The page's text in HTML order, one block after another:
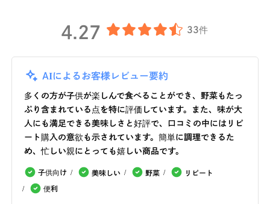
4.27 33件
AIによるお客様レビュー要約
多くの方が子供が楽しんで食べることができ、野菜もたっ
ぷり含まれている点を特に評価しています。また、味が大
人にも満足できる美味しさと好評で、口コミの中にはリピ
ート購入の意欲も示されています。簡単に調理できるた
め、忙しい親にとっても嬉しい商品です。
子供向け 美味しい 野菜 リピート
便利